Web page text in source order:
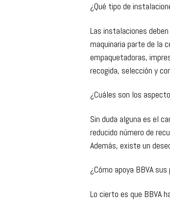
¿Qué tipo de
Las instalaciones
maquinaria parte de la
empaquetadoras,
recogida, selección y
¿Cuáles son los
Sin duda alguna es el
reducido número de
Además, existe un
¿Cómo apoya BBVA
Lo cierto es que BBVA